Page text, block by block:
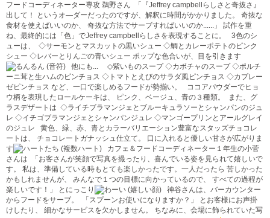
フードコーディネーター専攻 鵜野さん
「『Jeffrey campbellらしさと奇抜さ』
出して！ というオ―ダーだったのですが、解釈に時間がかかりました。 奇抜な
食材を使えばいいのか、 奇抜な方法でサーブすればいいのか......」 試作を重
ね、最終的には「色」でJeffrey campbellらしさを表現することに。 3色のシ
ューは、
◇サーモンとマスカットの黒いシュー ◇鯛とカレーポテトのピンク
シュー ◇レバーとりんごの青いシュー ポップな色合いが、目を引きます
他にも...
◇紫いものスープ ◇カボチャのスープ ◇ポルチ
ーニ茸と生ハムのピンチョス ◇トマトとえびのサラダ風ピンチョス ◇カプレー
ゼピンチョス など、一口で楽しめるフードが勢揃い。 ココアパウダーでヒョ
ウ柄を表現したロールケーキは、 ピンク、ベージュ、青の３種類。
また、グ
ラスデザートは ◇ライチブラマンジェとブルーキュラソーとシャンパンのジュ
レ ◇イチゴブラマンジェとシャンパンジュレ ◇マンゴープリンとアールグレイ
のジュレ 黄色、緑、赤、青とカラーバリエーション豊富なスタッズチョコレ
ートは、 チョコレートガナッシュ仕立て。 口に入れると優しい甘さが広がりま
す
カフェ＆フードコーディネーター１年生の小菅
さんは
「お客さんが笑顔で写真を撮ったり、喜んでいる姿を見られて嬉しいで
す。 私は、準備している時もとても楽しかったです。一人だったら 苦しかった
かもしれませんが、 みんなで１つの目標に向かっているので、 すべての過程が
楽しいです！」 とにっこり
神谷さんは、バーカウンター
からフードをサーブ。
「スプーンお使いになりますか？」 とお客様にお声掛
けしたり、 細かなサービスを欠かしません。 ちなみに、会場に飾られていた写